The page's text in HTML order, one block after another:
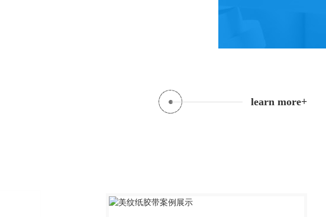
learn more+